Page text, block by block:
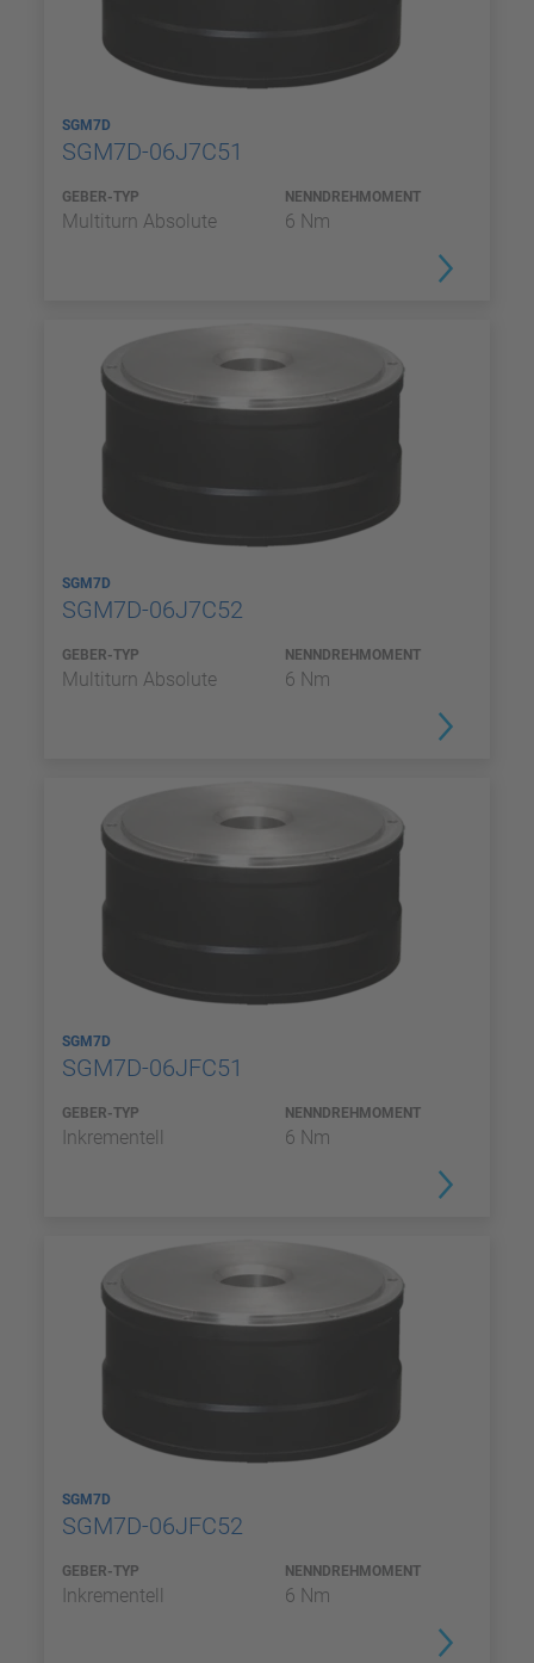
SGM7D
SGM7D-06J7C51
GEBER-TYP
Multiturn Absolute
NENNDREHMOMENT
6 Nm
SGM7D
SGM7D-06J7C52
GEBER-TYP
Multiturn Absolute
NENNDREHMOMENT
6 Nm
SGM7D
SGM7D-06JFC51
GEBER-TYP
Inkrementell
NENNDREHMOMENT
6 Nm
SGM7D
SGM7D-06JFC52
GEBER-TYP
Inkrementell
NENNDREHMOMENT
6 Nm